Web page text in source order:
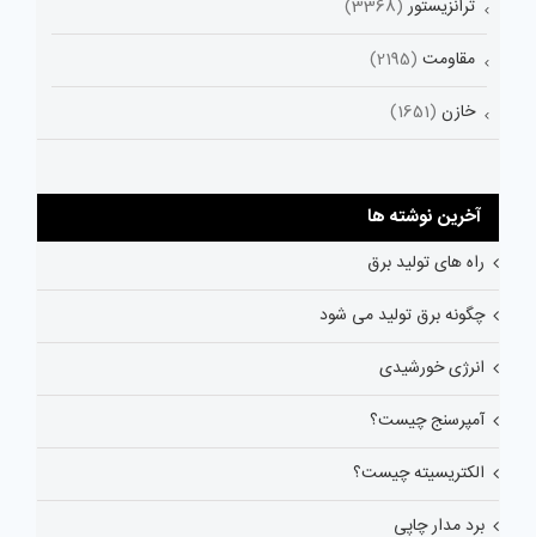
ترانزیستور (3368)
مقاومت (2195)
خازن (1651)
آخرین نوشته ها
راه های تولید برق
چگونه برق تولید می شود
انرژی خورشیدی
آمپرسنج چیست؟
الکتریسیته چیست؟
برد مدار چاپی